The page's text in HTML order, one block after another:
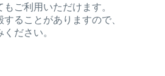
ご利用いただけます。
ることがありますので、
ださい。